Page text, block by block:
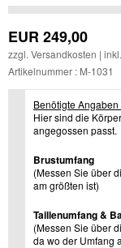
EUR249,00
zzgl. Versandkosten |
Artikelnummer : M-1031
Benötigte
Hier sind die
angegossen passt.
Brustumfang
(Messen Sie über
am größten ist)
Taillenumfang &
(Messen Sie über
da wo der Umfang